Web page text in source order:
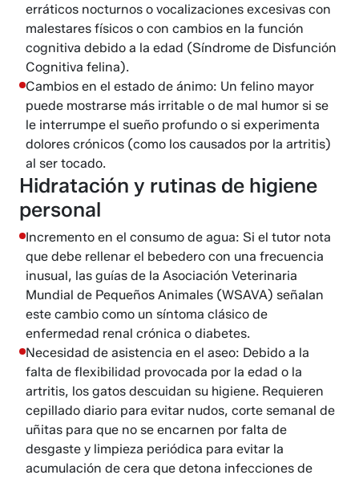
erráticos nocturnos o vocalizaciones excesivas con
malestares físicos o con cambios en la función
cognitiva debido a la edad (Síndrome de Disfunción
Cognitiva felina).
Cambios en el estado de ánimo: Un felino mayor
puede mostrarse más irritable o de mal humor si se
le interrumpe el sueño profundo o si experimenta
dolores crónicos (como los causados por la artritis)
al ser tocado.
Hidratación y rutinas de higiene
personal
Incremento en el consumo de agua: Si el tutor nota
que debe rellenar el bebedero con una frecuencia
inusual, las guías de la Asociación Veterinaria
Mundial de Pequeños Animales (WSAVA) señalan
este cambio como un síntoma clásico de
enfermedad renal crónica o diabetes.
Necesidad de asistencia en el aseo: Debido a la
falta de flexibilidad provocada por la edad o la
artritis, los gatos descuidan su higiene. Requieren
cepillado diario para evitar nudos, corte semanal de
uñitas para que no se encarnen por falta de
desgaste y limpieza periódica para evitar la
acumulación de cera que detona infecciones de